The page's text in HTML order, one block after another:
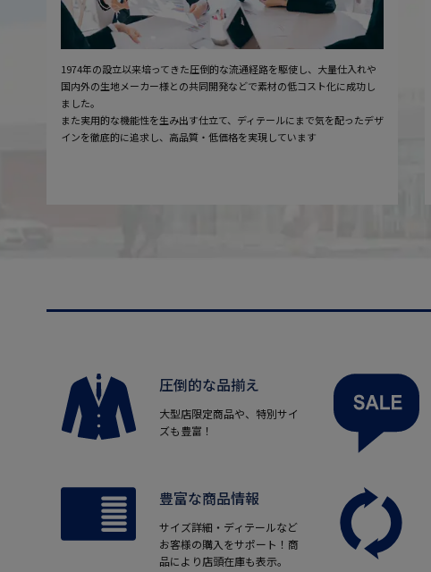
1974年の設立以来培ってきた圧倒的な流通経路を駆使し、大量仕入れや
国内外の生地メーカー様との共同開発などで素材の低コスト化に成功し
ました。
また実用的な機能性を生み出す仕立て、ディテールにまで気を配ったデザ
インを徹底的に追求し、高品質・低価格を実現しています
圧倒的な品揃え
大型店限定商品や、特別サイ
ズも豊富！
豊富な商品情報
サイズ詳細・ディテールなど
お客様の購入をサポート！商
品により店頭在庫も表示。